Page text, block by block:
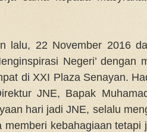
lalu, 22 November 2016
Negeri’ dengan
di XXI Plaza Senayan.
JNE, Bapak
hari jadi JNE, selalu
memberi kebahagiaan